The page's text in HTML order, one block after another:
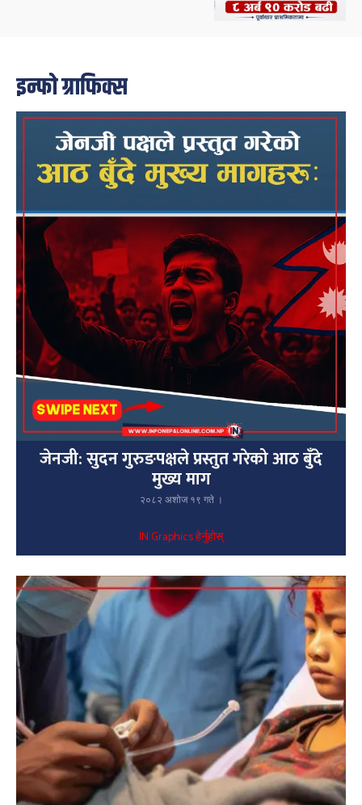
इन्फो ग्राफिक्स
जेनजी: सुदन गुरुङपक्षले प्रस्तुत गरेको आठ बुँदे
मुख्य माग
२०८२ अशोज १९ गते ।
IN Graphics हेर्नुहोस्